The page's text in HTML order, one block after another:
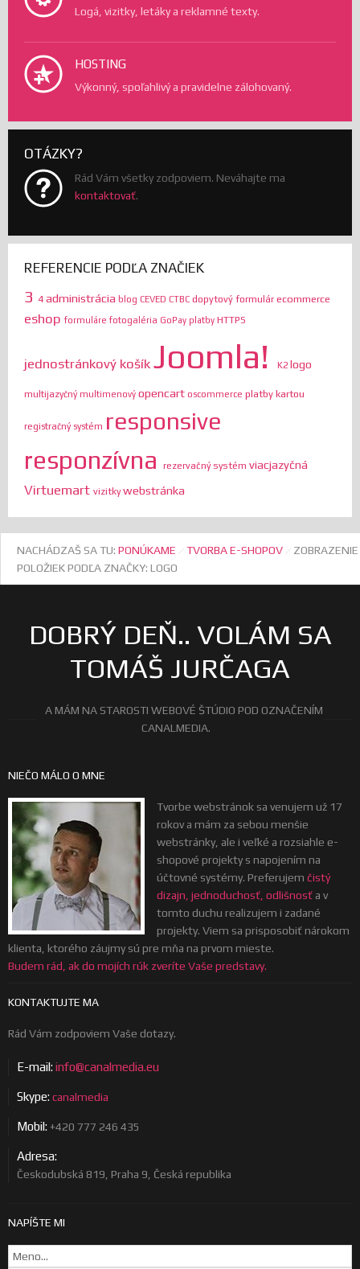
Logá, vizitky, letáky a reklamné texty.
HOSTING
Výkonný, spoľahlivý a pravidelne zálohovaný.
OTÁZKY?
Rád Vám všetky zodpoviem. Neváhajte ma
kontaktovať.
REFERENCIE PODĽA ZNAČIEK
3 4 administrácia blog CEVED CTBC dopytový formulár ecommerce
eshopformulárefotogaléria GoPay platby HTTPS
jednostránkový košík Joomla! K2 logo
multijazyčný multimenový opencart oscommerce platby kartou
registračný systém responsive
responzívna rezervačný systém viacjazyčná
Virtuemart vizitkywebstránka
NACHÁDZAŠ SA TU: PONÚKAME TVORBA E-SHOPOV
ZOBRAZENIE
POLOŽIEK PODĽA ZNAČKY: LOGO
DOBRÝ DEŇ.. VOLÁM SA
TOMÁŠ JURČAGA
A MÁM NA STAROSTI WEBOVÉ ŠTÚDIO POD OZNAČENÍM
CANALMEDIA.
NIEČO MÁLO O MNE
Tvorbe webstránok sa venujem už 17
rokov a mám za sebou menšie
webstránky, ale i veľké a rozsiahle e-
shopové projekty s napojením na
účtovné systémy. Preferujem čistý
dizajn, jednoduchosť, odlišnosť a v
tomto duchu realizujem i zadané
projekty. Viem sa prisposobiť nárokom
klienta, ktorého záujmy sú pre mňa na prvom mieste.
Budem rád, ak do mojích rúk zveríte Vaše predstavy.
KONTAKTUJTE MA
Rád Vám zodpoviem Vaše dotazy.
E-mail:info@canalmedia.eu
Skype:canalmedia
Mobil:+420 777 246 435
Adresa:
Českodubská 819, Praha 9, Česká republika
NAPÍŠTE MI